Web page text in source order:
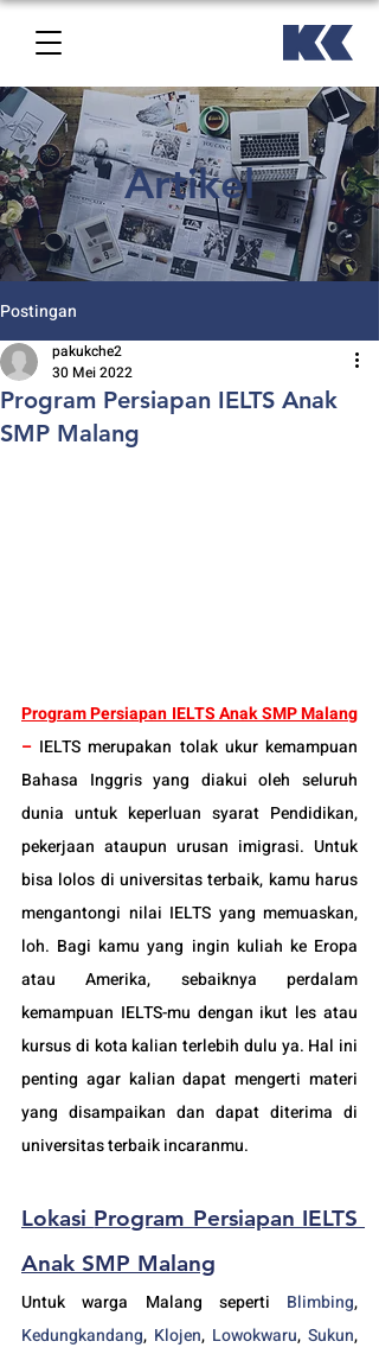
Artikel
Postingan
Program Persiapan IELTS Anak
SMP Malang
pakukche2
30 Mei 2022
Program Persiapan IELTS Anak SMP Malang
– IELTS merupakan tolak ukur kemampuan
Bahasa Inggris yang diakui oleh seluruh
dunia untuk keperluan syarat Pendidikan,
pekerjaan ataupun urusan imigrasi. Untuk
bisa lolos di universitas terbaik, kamu harus
mengantongi nilai IELTS yang memuaskan,
loh. Bagi kamu yang ingin kuliah ke Eropa
atau Amerika, sebaiknya perdalam
kemampuan IELTS-mu dengan ikut les atau
kursus di kota kalian terlebih dulu ya. Hal ini
penting agar kalian dapat mengerti materi
yang disampaikan dan dapat diterima di
universitas terbaik incaranmu.
Lokasi Program Persiapan IELTS
Anak SMP Malang
Untuk warga Malang seperti Blimbing
Kedungkandang, Klojen, Lowokwaru, Sukun,